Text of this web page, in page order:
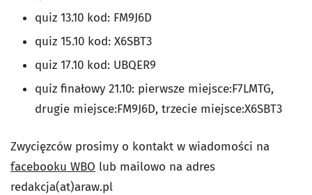
quiz 13.10 kod: FM9J6D
quiz 15.10 kod: X6SBT3
quiz 17.10 kod: UBQER9
quiz finałowy 21.10: pierwsze miejsce:F7LMTG,
drugie miejsce:FM9J6D, trzecie miejsce:X6SBT3
Zwycięzców prosimy o kontakt w wiadomości na
facebooku WBO lub mailowo na adres
redakcja(at)araw.pl